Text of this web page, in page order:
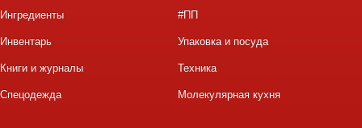
Ингредиенты #ПП
Инвентарь Упаковка и посуда
Книги и журналы Техника
Спецодежда Молекулярная кухня